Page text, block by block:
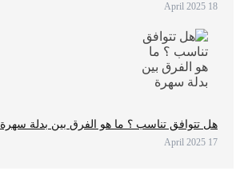
18 April 2025
هل تتوافق تناسب ؟ ما هو الفرق بين بدلة سهرة
17 April 2025